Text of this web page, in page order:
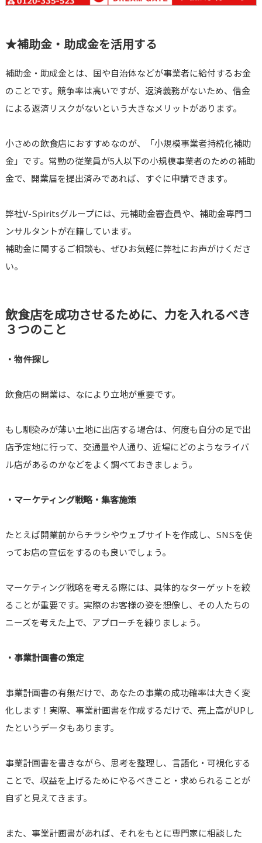
★補助金・助成金を活用する
補助金・助成金とは、国や自治体などが事業者に給付するお金
のことです。競争率は高いですが、返済義務がないため、借金
による返済リスクがないという大きなメリットがあります。
小さめの飲食店におすすめなのが、「小規模事業者持続化補助
金」です。常勤の従業員が5人以下の小規模事業者のための補助
金で、開業届を提出済みであれば、すぐに申請できます。
弊社V-Spiritsグループには、元補助金審査員や、補助金専門コ
ンサルタントが在籍しています。
補助金に関するご相談も、ぜひお気軽に弊社にお声がけくださ
い。
飲食店を成功させるために、力を入れるべき
３つのこと
・物件探し
飲食店の開業は、なにより立地が重要です。
もし馴染みが薄い土地に出店する場合は、何度も自分の足で出
店予定地に行って、交通量や人通り、近場にどのようなライバ
ル店があるのかなどをよく調べておきましょう。
・マーケティング戦略・集客施策
たとえば開業前からチラシやウェブサイトを作成し、SNSを使
ってお店の宣伝をするのも良いでしょう。
マーケティング戦略を考える際には、具体的なターゲットを絞
ることが重要です。実際のお客様の姿を想像し、その人たちの
ニーズを考えた上で、アプローチを練りましょう。
・事業計画書の策定
事業計画書の有無だけで、あなたの事業の成功確率は大きく変
化します！実際、事業計画書を作成するだけで、売上高がUPし
たというデータもあります。
事業計画書を書きながら、思考を整理し、言語化・可視化する
ことで、収益を上げるためにやるべきこと・求められることが
自ずと見えてきます。
また、事業計画書があれば、それをもとに専門家に相談した